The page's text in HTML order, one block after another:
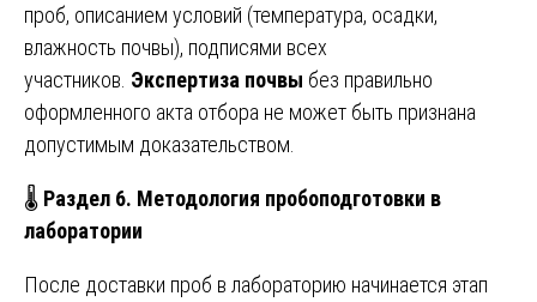
проб, описанием условий (температура, осадки,
влажность почвы), подписями всех
участников. Экспертиза почвы без правильно
оформленного акта отбора не может быть признана
допустимым доказательством.
🌡️ Раздел 6. Методология пробоподготовки в
лаборатории
После доставки проб в лабораторию начинается этап